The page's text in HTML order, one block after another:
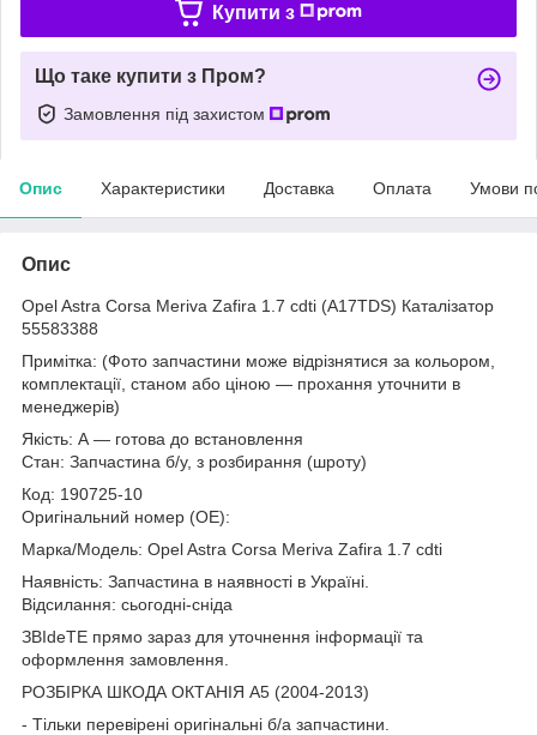
Купити з
Що таке купити з Пром?
Замовлення під захистом
Опис Характеристики Доставка Оплата Умови
Опис
Opel Astra Corsa Meriva Zafira 1.7 cdti (A17TDS) Каталізатор
55583388
Примітка: (Фото запчастини може відрізнятися за кольором,
комплектації, станом або ціною — прохання уточнити в
менеджерів)
Якість: А — готова до встановлення
Стан: Запчастина б/у, з розбирання (шроту)
Код: 190725-10
Оригінальний номер (ОЕ):
Марка/Модель: Opel Astra Corsa Meriva Zafira 1.7 cdti
Наявність: Запчастина в наявності в Україні.
Відсилання: сьогодні-сніда
ЗВІdeТЕ прямо зараз для уточнення інформації та
оформлення замовлення.
РОЗБІРКА ШКОДА ОКТАНІЯ A5 (2004-2013)
- Тільки перевірені оригінальні б/а запчастини.